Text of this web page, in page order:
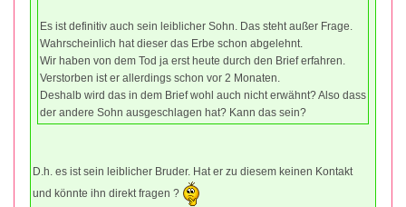
Es ist definitiv auch sein leiblicher Sohn. Das steht außer Frage.
Wahrscheinlich hat dieser das Erbe schon abgelehnt.
Wir haben von dem Tod ja erst heute durch den Brief erfahren.
Verstorben ist er allerdings schon vor 2 Monaten.
Deshalb wird das in dem Brief wohl auch nicht erwähnt? Also dass
der andere Sohn ausgeschlagen hat? Kann das sein?
D.h. es ist sein leiblicher Bruder. Hat er zu diesem keinen Kontakt
und könnte ihn direkt fragen ?